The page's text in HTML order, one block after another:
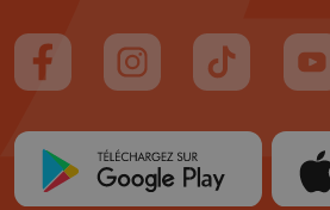
Suivez-nous sur FaceBook
Suivez-nous surSuivez-nous